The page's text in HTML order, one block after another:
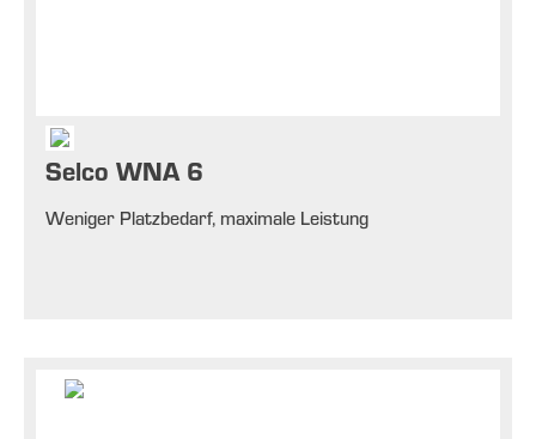
Selco WNA 6
Weniger Platzbedarf, maximale Leistung